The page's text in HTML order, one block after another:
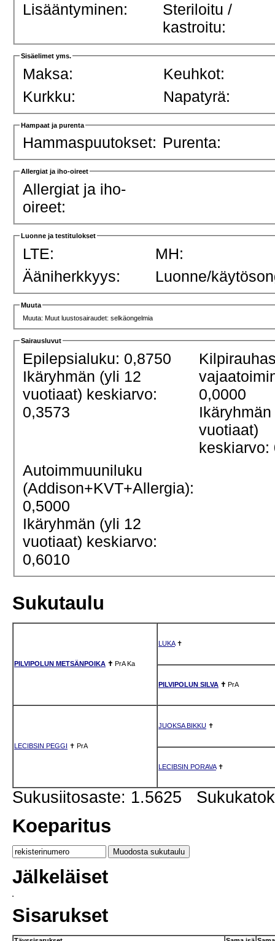
Lisääntyminen:
Steriloitu /
kastroitu:
Sisäelimet yms.
Maksa:
Keuhkot:
Kurkku:
Napatyrä:
Hampaat ja purenta
Hammaspuutokset: Purenta:
Allergiat ja iho-oireet
Allergiat ja iho-
oireet:
Luonne ja testitulokset
LTE:
MH:
Ääniherkkyys:
Luonne/
Muuta
Muuta: Muut luustosairaudet: selkäongelmia
Sairausluvut
Epilepsialuku: 0,8750
Ikäryhmän (yli 12
vuotiaat) keskiarvo:
0,3573
0,0000
vuotiaat)
keskiarvo:
Autoimmuuniluku
(Addison+KVT+Allergia):
0,5000
Ikäryhmän (yli 12
vuotiaat) keskiarvo:
0,6010
Sukutaulu
PILVIPOLUN METSÄNPOIKA ✝ PrA Ka
LUKA✝
PILVIPOLUN SILVA ✝ PrA
LECIBSIN PEGGI ✝ PrA
JUOKSA BIKKU ✝
LECIBSIN PORAVA✝
Sukusiitosaste: 1.5625
Koeparitus
Jälkeläiset
Sisarukset